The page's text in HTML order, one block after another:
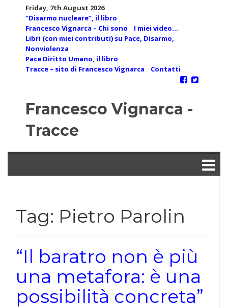
Friday, 7th August 2026
“Disarmo nucleare”, il libro
Francesco Vignarca – Chi sono
I miei video…
Libri (con miei contributi) su Pace, Disarmo,
Nonviolenza
Pace Diritto Umano, il libro
Tracce – sito di Francesco Vignarca
Contatti
Francesco Vignarca -
Tracce
Tag: Pietro Parolin
“Il baratro non è più
una metafora: è una
possibilità concreta”